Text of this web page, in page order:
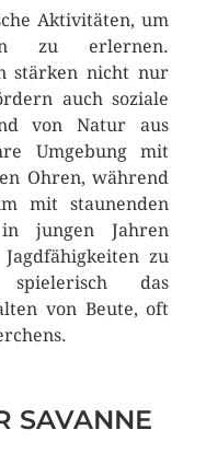
Aktivitäten, um
zu erlernen.
stärken nicht nur
auch soziale
von Natur aus
Umgebung mit
Ohren, während
mit staunenden
jungen Jahren
zu
das
von Beute, oft
SAVANNE